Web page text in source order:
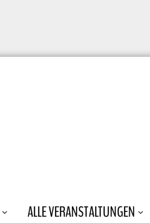
ALLE VERANSTALTUNGEN